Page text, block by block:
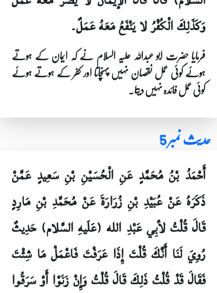
وَكَذَلِكَ الْكُفْرُ لا يَنْفَعُ مَعَهُ عَمَلٌ۔
فرمایا حضرت ابو عبداللہ علیہ السلام نے کہ ایمان کے ہوتے
ہوئے کوئی عمل نقصان نہیں پہنچاتا اور کفر کے ہوتے ہوئے
کوئی عمل فائدہ نہیں دیتا۔
حدیث نمبر 5
أَحْمَدُ بْنُ مُحَمَّدٍ عَنِ الْحُسَيْنِ بْنِ سَعِيدٍ عَمَّنْ
ذَكَرَهُ عَنْ عُبَيْدِ بْنِ زُرَارَةَ عَنْ مُحَمَّدِ بْنِ مَارِدٍ
قَالَ قُلْتُ لأبِي عَبْدِ الله (عَلَيهِ السَّلام) حَدِيثٌ
رُوِيَ لَنَا أَنَّكَ قُلْتَ إِذَا عَرَفْتَ فَاعْمَلْ مَا شِئْتَ
فَقَالَ قَدْ قُلْتُ ذَلِكَ قَالَ قُلْتُ وَإِنْ زَنَوْا أَوْ سَرَقُوا